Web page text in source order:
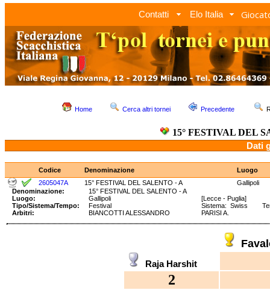
Contatti Elo Italia
Home Cerca altri tornei Precedente
15° FESTIVAL DEL
Dati
Codice Denominazione
Luogo
2605047A
15° FESTIVAL DEL SALENTO - A
Gallipoli
Denominazione:
15° FESTIVAL DEL SALENTO - A
Luogo:
Gallipoli
[Lecce - Puglia]
Tipo/Sistema/Tempo:
Festival
Sistema: Swiss
Arbitri:
BIANCOTTI ALESSANDRO PARISI A.
Raja Harshit
2